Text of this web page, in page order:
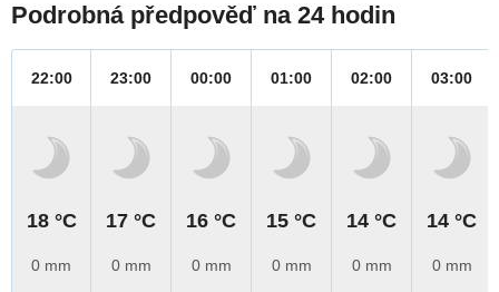
Podrobná předpověď na 24 hodin
22:00
18 °C
0 mm
23:00
17 °C
0 mm
00:00
16 °C
0 mm
01:00
15 °C
0 mm
02:00
14 °C
0 mm
03:00
14 °C
0 mm